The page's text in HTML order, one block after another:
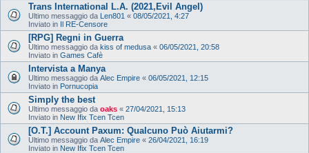
Trans International L.A. (2021,Evil Angel)
Ultimo messaggio da Len801 « 08/05/2021, 4:27
Inviato in Il RE-Censore
[RPG] Regni in Guerra
Ultimo messaggio da kiss of medusa « 06/05/2021, 20:58
Inviato in Games Cafè
Intervista a Manya
Ultimo messaggio da Alec Empire « 06/05/2021, 12:15
Inviato in Pornucopia
Simply the best
Ultimo messaggio da oaks « 27/04/2021, 15:13
Inviato in New Ifix Tcen Tcen
[O.T.] Account Paxum: Qualcuno Può Aiutarmi?
Ultimo messaggio da Alec Empire « 26/04/2021, 16:19
Inviato in New Ifix Tcen Tcen